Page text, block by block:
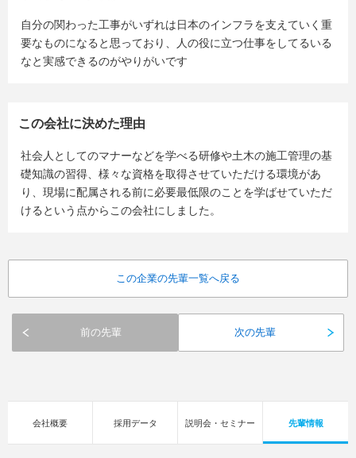
自分の関わった工事がいずれは日本のインフラを支えていく重
要なものになると思っており、人の役に立つ仕事をしてるいる
なと実感できるのがやりがいです
この会社に決めた理由
社会人としてのマナーなどを学べる研修や土木の施工管理の基
礎知識の習得、様々な資格を取得させていただける環境があ
り、現場に配属される前に必要最低限のことを学ばせていただ
けるという点からこの会社にしました。
前の先輩
この企業の先輩一覧へ戻る
次の先輩
会社概要 採用データ 説明会・セミナー 先輩情報